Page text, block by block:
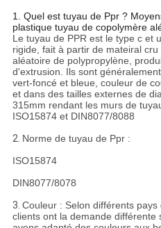
1. Quel est tuyau de Ppr ?
plastique tuyau de copolymère
Le tuyau de PPR est le type c et
rigide, fait à partir de mateiral
aléatoire de polypropylène,
d'extrusion. Ils sont
vert-foncé et bleue, couleur de
et dans des tailles externes de
315mm rendant les murs de
ISO15874 et DIN8077/8088
2. Norme de tuyau de Ppr :
ISO15874
DIN8077/8078
3. Couleur : Selon différents
clients ont la demande différente